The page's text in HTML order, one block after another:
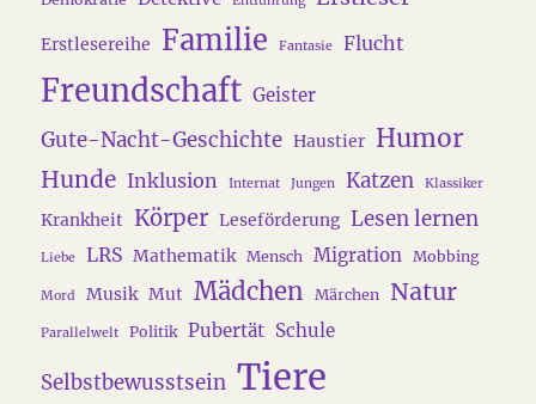
Erstlesereihe Familie Fantasie Flucht
Freundschaft Geister
Gute-Nacht-Geschichte Haustier Humor
Hunde Inklusion Internat Jungen Katzen Klassiker
Krankheit Körper Leseförderung Lesen lernen
Liebe LRS Mathematik Mensch Migration Mobbing
Mord Musik Mut Mädchen Märchen Natur
Parallelwelt Politik Pubertät Schule
Selbstbewusstsein Tiere